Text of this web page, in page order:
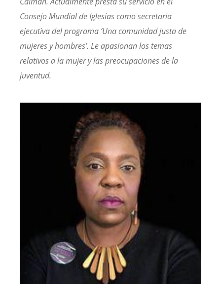
Consejo Mundial de Iglesias como secretaria
ejecutiva del programa ‘Una comunidad justa de
mujeres y hombres’. Le apasionan los temas
relativos a la mujer y las preocupaciones de la
juventud.